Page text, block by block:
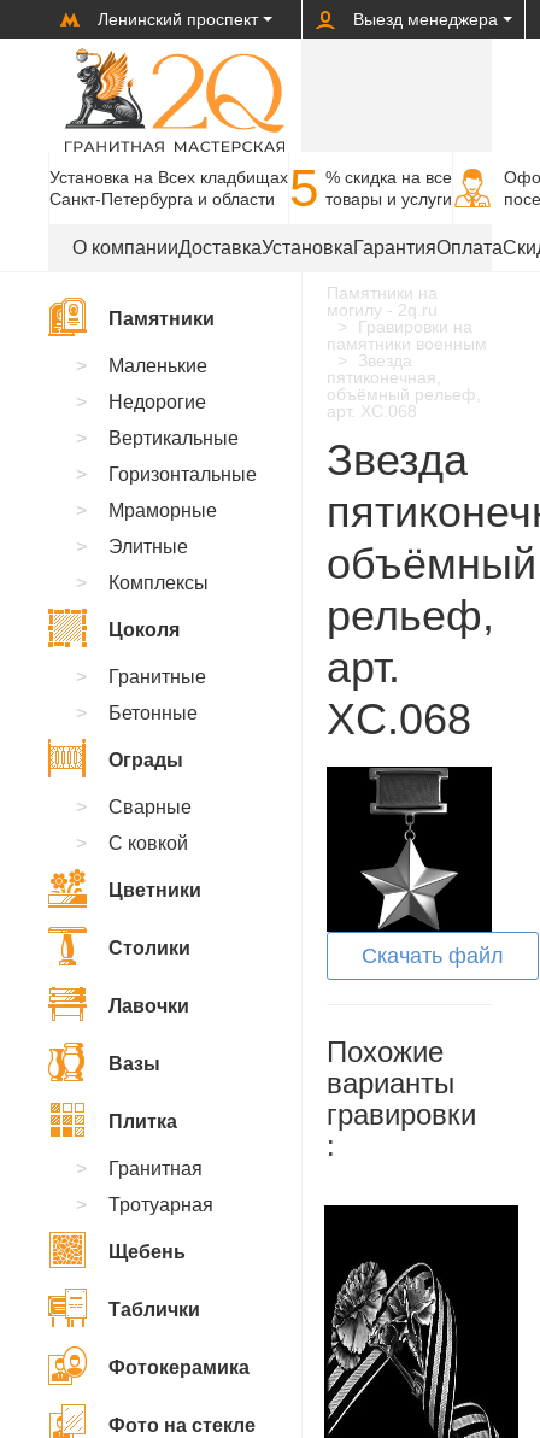
Ленинский проспект Выезд менеджера
Установка на Всех кладбищах
Санкт-Петербурга и области
5 % cкидка на все
товары и услуги
О компанииДоставкаУстановкаГарантияОплата
Памятники на
могилу - 2q.ru
Гравировки на
памятники военным
Звезда
пятиконечная,
объёмный рельеф,
арт. XC.068
Звезда
объёмный
рельеф,
арт.
XC.068
Скачать файл
Похожие
варианты
гравировки
:
Памятники
Маленькие
Недорогие
Вертикальные
Горизонтальные
Мраморные
Элитные
Комплексы
Цоколя
Гранитные
Бетонные
Ограды
Сварные
С ковкой
Цветники
Столики
Лавочки
Вазы
Плитка
Гранитная
Тротуарная
Щебень
Таблички
Фотокерамика
Фото на стекле